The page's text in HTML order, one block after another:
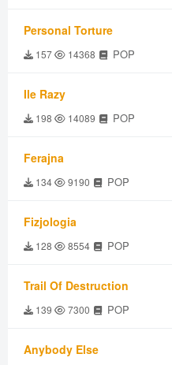
Personal Torture
157 14368 POP
Ile Razy
198 14089 POP
Ferajna
134 9190 POP
Fizjologia
128 8554 POP
Trail Of Destruction
139 7300 POP
Anybody Else